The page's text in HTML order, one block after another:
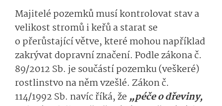
Majitelé pozemků musí kontrolovat stav a
velikost stromů i keřů a starat se
o přerůstající větve, které mohou například
zakrývat dopravní značení. Podle zákona č.
89/2012 Sb. je součástí pozemku (veškeré)
rostlinstvo na něm vzešlé. Zákon č.
114/1992 Sb. navíc říká, že„péče o dřeviny,